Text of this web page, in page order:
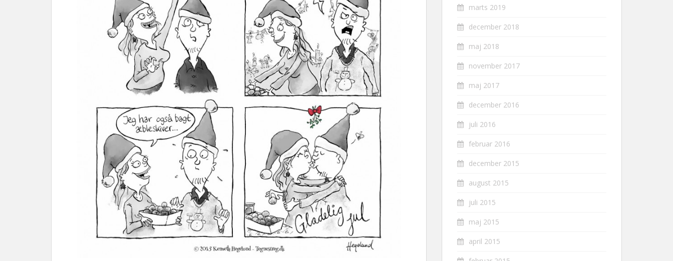
marts 2019
december 2018
maj 2018
november 2017
maj 2017
december 2016
juli 2016
februar 2016
december 2015
august 2015
juli 2015
maj 2015
april 2015